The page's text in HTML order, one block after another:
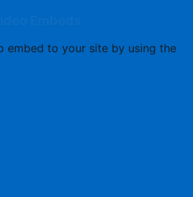
embed to your site by using the